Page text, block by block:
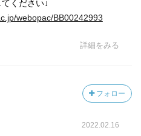
夷大将軍の宣旨を受ける。
水、多くの火災がある中、
。但し、注を読んでると、
ってる人物が･･･次巻ですな
ください↓
webopac/BB00242993
詳細をみる
フォロー
2022.02.16